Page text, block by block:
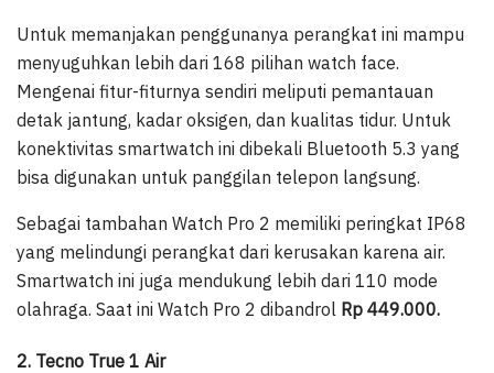
Untuk memanjakan penggunanya perangkat ini mampu
menyuguhkan lebih dari 168 pilihan watch face.
Mengenai fitur-fiturnya sendiri meliputi pemantauan
detak jantung, kadar oksigen, dan kualitas tidur. Untuk
konektivitas smartwatch ini dibekali Bluetooth 5.3 yang
bisa digunakan untuk panggilan telepon langsung.
Sebagai tambahan Watch Pro 2 memiliki peringkat IP68
yang melindungi perangkat dari kerusakan karena air.
Smartwatch ini juga mendukung lebih dari 110 mode
olahraga. Saat ini Watch Pro 2 dibandrol Rp 449.000.
2. Tecno True 1 Air